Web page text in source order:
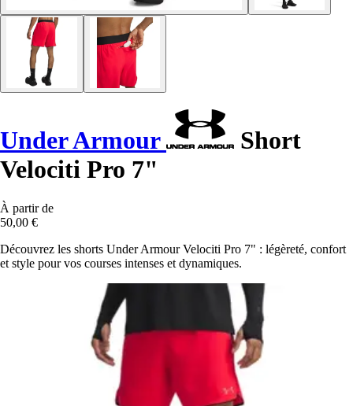
Under Armour
Short
Velociti Pro 7"
À partir de
50,00 €
Découvrez les shorts Under Armour Velociti Pro 7" : légèreté, confort
et style pour vos courses intenses et dynamiques.